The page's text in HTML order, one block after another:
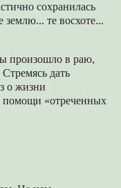
сохранилась
землю... те восхоте...
произошло в раю,
дать
о жизни
помощи «отреченных